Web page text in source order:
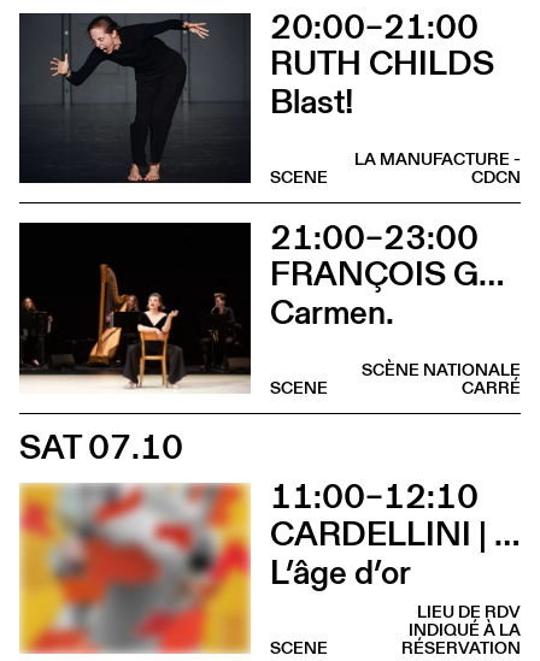
20:00–21:00
RUTH CHILDS
Blast!
LA MANUFACTURE -
CDCN
SCENE
21:00–23:00
FRANÇOIS GREMAUD / 2B COMPANY
Carmen.
SCÈNE NATIONALE
CARRÉ
SCENE
SAT 07.10
11:00–12:10
CARDELLINI | GONZALEZ
L’âge d’or
LIEU DE RDV
INDIQUÉ À LA
RÉSERVATION
SCENE